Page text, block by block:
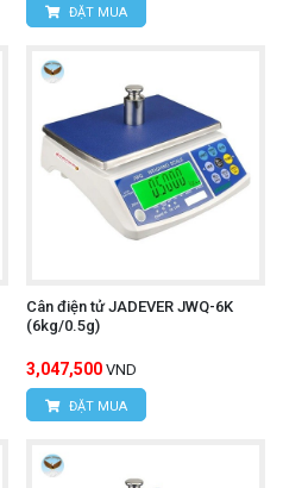
ĐẶT MUA
Cân điện tử JADEVER JWQ-6K
(6kg/0.5g)
3,047,500 VND
ĐẶT MUA